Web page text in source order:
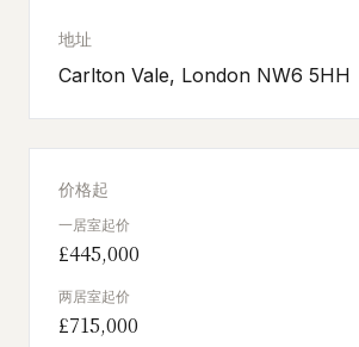
地址
Carlton Vale, London NW6 5HH
价格起
一居室起价
£445,000
两居室起价
£715,000